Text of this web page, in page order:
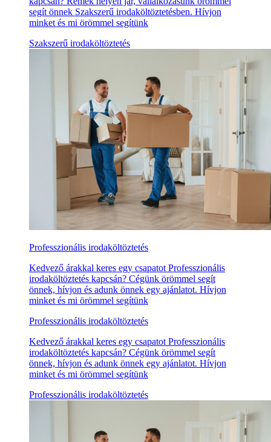
segít önnek Szakszerű irodaköltöztetésben. Hívjon
minket és mi örömmel segítünk
Szakszerű irodaköltöztetés
Professzionális irodaköltöztetés
Kedvező árakkal keres egy csapatot Professzionális
irodaköltöztetés kapcsán? Cégünk örömmel segít
önnek, hívjon és adunk önnek egy ajánlatot. Hívjon
minket és mi örömmel segítünk
Professzionális irodaköltöztetés
Kedvező árakkal keres egy csapatot Professzionális
irodaköltöztetés kapcsán? Cégünk örömmel segít
önnek, hívjon és adunk önnek egy ajánlatot. Hívjon
minket és mi örömmel segítünk
Professzionális irodaköltöztetés